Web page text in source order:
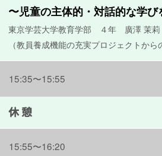
〜児童の主体的・対話的な学
東京学芸大学教育学部 ４年 廣澤 茉莉
（教員養成機能の充実プロジェクトから
15:35〜15:55
休憩
15:55〜16:20